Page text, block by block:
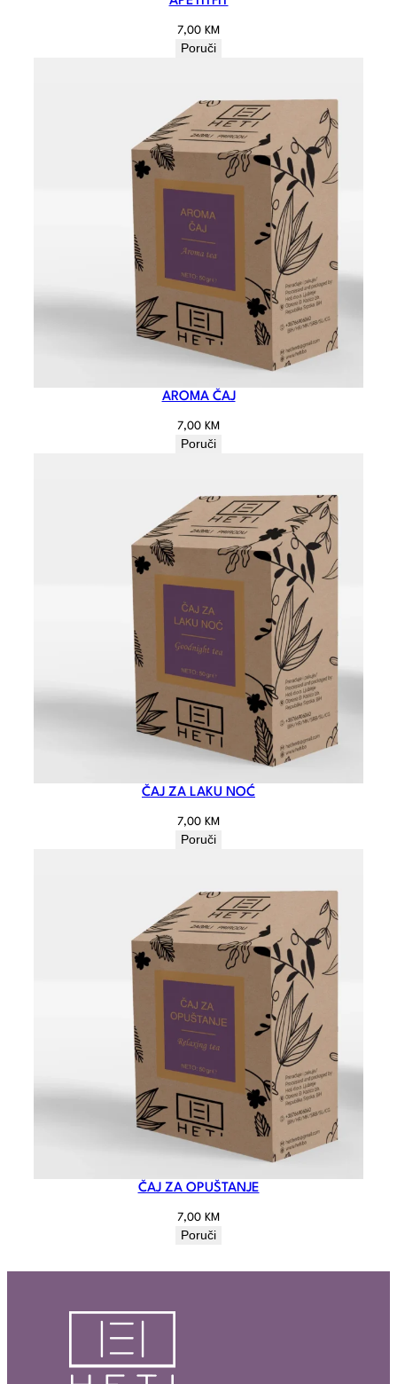
7,00 KM
Poruči
AROMA ČAJ
7,00 KM
Poruči
ČAJ ZA LAKU NOĆ
7,00 KM
Poruči
ČAJ ZA OPUŠTANJE
7,00 KM
Poruči